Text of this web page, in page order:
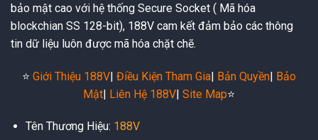
bảo mật cao với hệ thống Secure Socket ( Mã hóa
blockchian SS 128-bit), 188V cam kết đảm bảo các thông
tin dữ liệu luôn được mã hóa chặt chẽ.
⭐️ Giới Thiệu 188V| Điều Kiện Tham Gia| Bản Quyền| Bảo
Mật| Liên Hệ 188V| Site Map⭐️
Tên Thương Hiệu: 188V